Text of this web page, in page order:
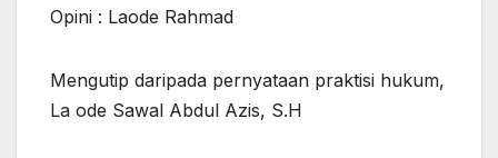
Opini : Laode Rahmad
Mengutip daripada pernyataan praktisi hukum,
La ode Sawal Abdul Azis, S.H